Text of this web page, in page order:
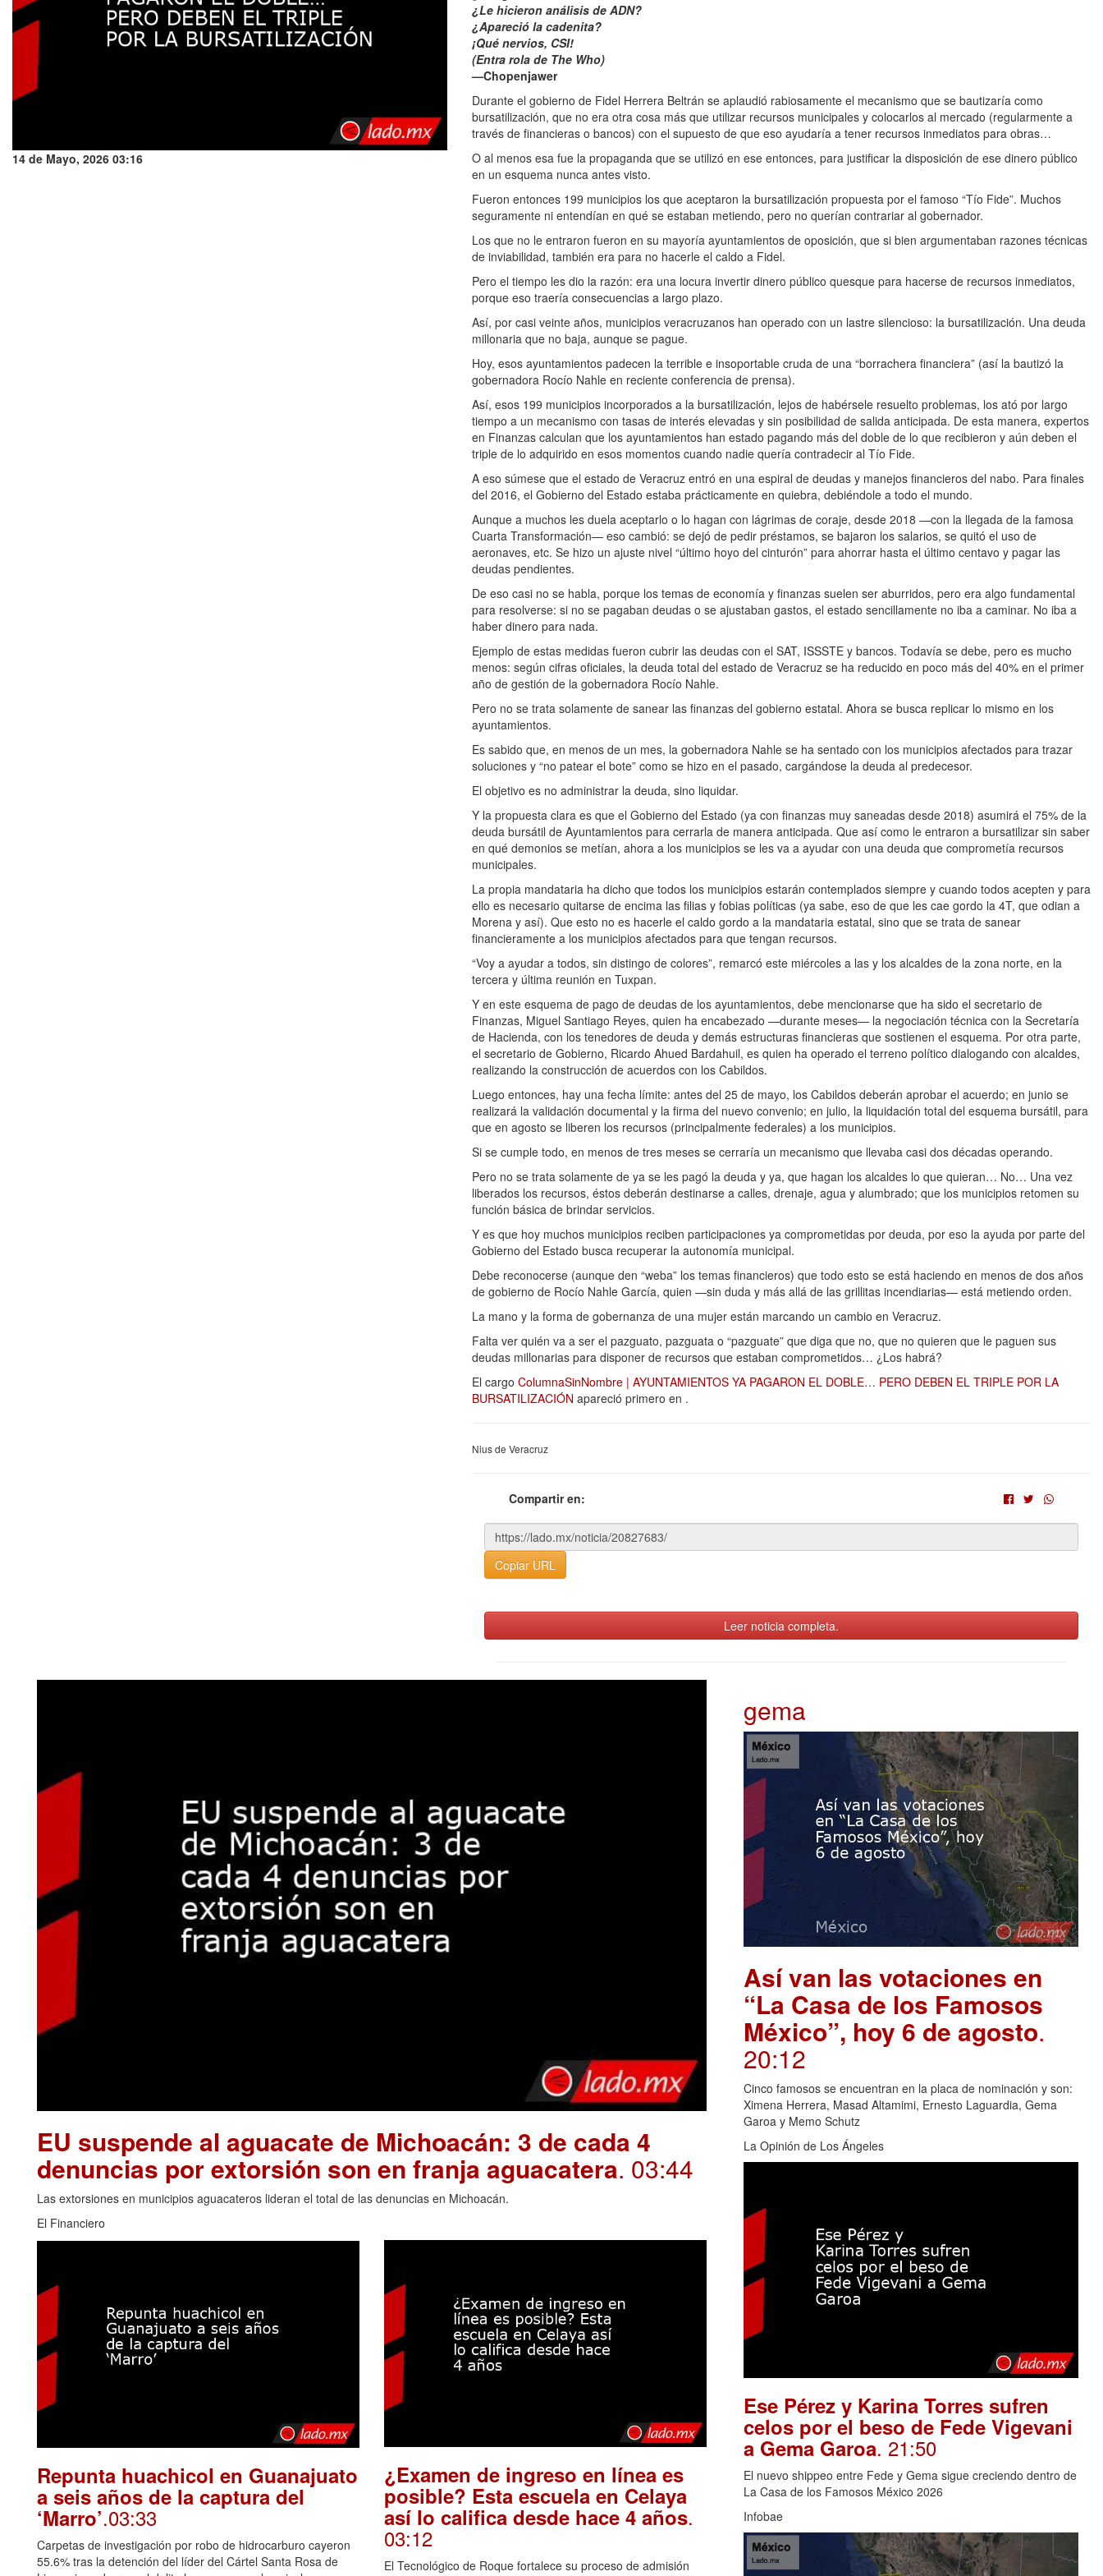
14 de Mayo, 2026 03:16
¿Le hicieron análisis de ADN?
¿Apareció la cadenita?
¡Qué nervios, CSI!
(Entra rola de The Who)
—Chopenjawer
Durante el gobierno de Fidel Herrera Beltrán se aplaudió rabiosamente el mecanismo que se bautizaría como
bursatilización, que no era otra cosa más que utilizar recursos municipales y colocarlos al mercado (regularmente a
través de financieras o bancos) con el supuesto de que eso ayudaría a tener recursos inmediatos para obras…
O al menos esa fue la propaganda que se utilizó en ese entonces, para justificar la disposición de ese dinero público
en un esquema nunca antes visto.
Fueron entonces 199 municipios los que aceptaron la bursatilización propuesta por el famoso “Tío Fide”. Muchos
seguramente ni entendían en qué se estaban metiendo, pero no querían contrariar al gobernador.
Los que no le entraron fueron en su mayoría ayuntamientos de oposición, que si bien argumentaban razones técnicas
de inviabilidad, también era para no hacerle el caldo a Fidel.
Pero el tiempo les dio la razón: era una locura invertir dinero público quesque para hacerse de recursos inmediatos,
porque eso traería consecuencias a largo plazo.
Así, por casi veinte años, municipios veracruzanos han operado con un lastre silencioso: la bursatilización. Una deuda
millonaria que no baja, aunque se pague.
Hoy, esos ayuntamientos padecen la terrible e insoportable cruda de una “borrachera financiera” (así la bautizó la
gobernadora Rocío Nahle en reciente conferencia de prensa).
Así, esos 199 municipios incorporados a la bursatilización, lejos de habérsele resuelto problemas, los ató por largo
tiempo a un mecanismo con tasas de interés elevadas y sin posibilidad de salida anticipada. De esta manera, expertos
en Finanzas calculan que los ayuntamientos han estado pagando más del doble de lo que recibieron y aún deben el
triple de lo adquirido en esos momentos cuando nadie quería contradecir al Tío Fide.
A eso súmese que el estado de Veracruz entró en una espiral de deudas y manejos financieros del nabo. Para finales
del 2016, el Gobierno del Estado estaba prácticamente en quiebra, debiéndole a todo el mundo.
Aunque a muchos les duela aceptarlo o lo hagan con lágrimas de coraje, desde 2018 —con la llegada de la famosa
Cuarta Transformación— eso cambió: se dejó de pedir préstamos, se bajaron los salarios, se quitó el uso de
aeronaves, etc. Se hizo un ajuste nivel “último hoyo del cinturón” para ahorrar hasta el último centavo y pagar las
deudas pendientes.
De eso casi no se habla, porque los temas de economía y finanzas suelen ser aburridos, pero era algo fundamental
para resolverse: si no se pagaban deudas o se ajustaban gastos, el estado sencillamente no iba a caminar. No iba a
haber dinero para nada.
Ejemplo de estas medidas fueron cubrir las deudas con el SAT, ISSSTE y bancos. Todavía se debe, pero es mucho
menos: según cifras oficiales, la deuda total del estado de Veracruz se ha reducido en poco más del 40% en el primer
año de gestión de la gobernadora Rocío Nahle.
Pero no se trata solamente de sanear las finanzas del gobierno estatal. Ahora se busca replicar lo mismo en los
ayuntamientos.
Es sabido que, en menos de un mes, la gobernadora Nahle se ha sentado con los municipios afectados para trazar
soluciones y “no patear el bote” como se hizo en el pasado, cargándose la deuda al predecesor.
El objetivo es no administrar la deuda, sino liquidar.
Y la propuesta clara es que el Gobierno del Estado (ya con finanzas muy saneadas desde 2018) asumirá el 75% de la
deuda bursátil de Ayuntamientos para cerrarla de manera anticipada. Que así como le entraron a bursatilizar sin saber
en qué demonios se metían, ahora a los municipios se les va a ayudar con una deuda que comprometía recursos
municipales.
La propia mandataria ha dicho que todos los municipios estarán contemplados siempre y cuando todos acepten y para
ello es necesario quitarse de encima las filias y fobias políticas (ya sabe, eso de que les cae gordo la 4T, que odian a
Morena y así). Que esto no es hacerle el caldo gordo a la mandataria estatal, sino que se trata de sanear
financieramente a los municipios afectados para que tengan recursos.
“Voy a ayudar a todos, sin distingo de colores”, remarcó este miércoles a las y los alcaldes de la zona norte, en la
tercera y última reunión en Tuxpan.
Y en este esquema de pago de deudas de los ayuntamientos, debe mencionarse que ha sido el secretario de
Finanzas, Miguel Santiago Reyes, quien ha encabezado —durante meses— la negociación técnica con la Secretaría
de Hacienda, con los tenedores de deuda y demás estructuras financieras que sostienen el esquema. Por otra parte,
el secretario de Gobierno, Ricardo Ahued Bardahuil, es quien ha operado el terreno político dialogando con alcaldes,
realizando la construcción de acuerdos con los Cabildos.
Luego entonces, hay una fecha límite: antes del 25 de mayo, los Cabildos deberán aprobar el acuerdo; en junio se
realizará la validación documental y la firma del nuevo convenio; en julio, la liquidación total del esquema bursátil, para
que en agosto se liberen los recursos (principalmente federales) a los municipios.
Si se cumple todo, en menos de tres meses se cerraría un mecanismo que llevaba casi dos décadas operando.
Pero no se trata solamente de ya se les pagó la deuda y ya, que hagan los alcaldes lo que quieran… No… Una vez
liberados los recursos, éstos deberán destinarse a calles, drenaje, agua y alumbrado; que los municipios retomen su
función básica de brindar servicios.
Y es que hoy muchos municipios reciben participaciones ya comprometidas por deuda, por eso la ayuda por parte del
Gobierno del Estado busca recuperar la autonomía municipal.
Debe reconocerse (aunque den “weba” los temas financieros) que todo esto se está haciendo en menos de dos años
de gobierno de Rocío Nahle García, quien —sin duda y más allá de las grillitas incendiarias— está metiendo orden.
La mano y la forma de gobernanza de una mujer están marcando un cambio en Veracruz.
Falta ver quién va a ser el pazguato, pazguata o “pazguate” que diga que no, que no quieren que le paguen sus
deudas millonarias para disponer de recursos que estaban comprometidos… ¿Los habrá?
El cargo ColumnaSinNombre | AYUNTAMIENTOS YA PAGARON EL DOBLE… PERO DEBEN EL TRIPLE POR LA
BURSATILIZACIÓN apareció primero en .
Nius de Veracruz
Compartir en:
Copiar URL
Leer noticia completa.
EU suspende al aguacate de Michoacán: 3 de cada 4
denuncias por extorsión son en franja aguacatera. 03:44
Las extorsiones en municipios aguacateros lideran el total de las denuncias en Michoacán.
El Financiero
Repunta huachicol en Guanajuato
a seis años de la captura del
‘Marro’.03:33
Carpetas de investigación por robo de hidrocarburo cayeron
55.6% tras la detención del líder del Cártel Santa Rosa de
¿Examen de ingreso en línea es
posible? Esta escuela en Celaya
así lo califica desde hace 4 años.
03:12
El Tecnológico de Roque fortalece su proceso de admisión
gema
Así van las votaciones en
“La Casa de los Famosos
México”, hoy 6 de agosto.
20:12
Cinco famosos se encuentran en la placa de nominación y son:
Ximena Herrera, Masad Altamimi, Ernesto Laguardia, Gema
Garoa y Memo Schutz
La Opinión de Los Ángeles
Ese Pérez y Karina Torres sufren
celos por el beso de Fede Vigevani
a Gema Garoa. 21:50
El nuevo shippeo entre Fede y Gema sigue creciendo dentro de
La Casa de los Famosos México 2026
Infobae